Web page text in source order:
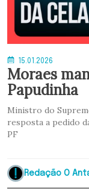
15.01.2026
Moraes
Papudinha
Ministro do
resposta a pedido
PF
Redação O